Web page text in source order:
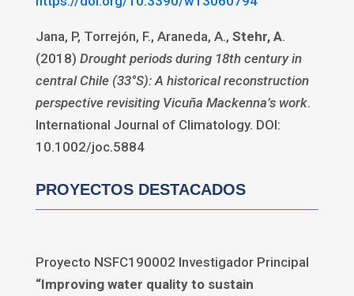
Jana, P, Torrejón, F., Araneda, A., Stehr, A.
(2018) Drought periods during 18th century in
central Chile (33°S): A historical reconstruction
perspective revisiting Vicuña Mackenna’s work.
International Journal of Climatology. DOI:
10.1002/joc.5884
PROYECTOS DESTACADOS
Proyecto NSFC190002 Investigador Principal
“Improving water quality to sustain